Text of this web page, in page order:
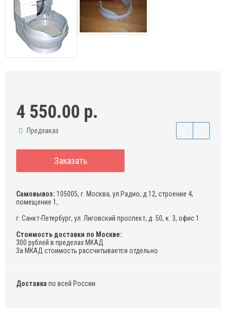
4 550.00 р.
Предзаказ
Заказать
Самовывоз: 105005, г. Москва, ул.Радио, д.12, строение 4,
помещение 1,
г. Санкт-Петербург, ул. Лиговский проспект, д. 50, к. 3, офис 1
Стоимость доставки по Москве:
300 рублей в пределах МКАД.
За МКАД стоимость рассчитывается отдельно
Доставка по всей России.